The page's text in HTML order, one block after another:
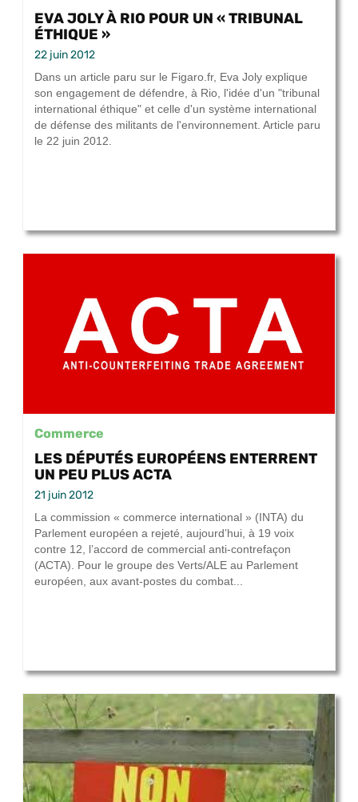
EVA JOLY À RIO POUR UN « TRIBUNAL
ÉTHIQUE »
22 juin 2012
Dans un article paru sur le Figaro.fr, Eva Joly explique
son engagement de défendre, à Rio, l'idée d'un "tribunal
international éthique" et celle d'un système international
de défense des militants de l'environnement. Article paru
le 22 juin 2012.
Commerce
LES DÉPUTÉS EUROPÉENS ENTERRENT
UN PEU PLUS ACTA
21 juin 2012
La commission « commerce international » (INTA) du
Parlement européen a rejeté, aujourd’hui, à 19 voix
contre 12, l’accord de commercial anti-contrefaçon
(ACTA). Pour le groupe des Verts/ALE au Parlement
européen, aux avant-postes du combat...